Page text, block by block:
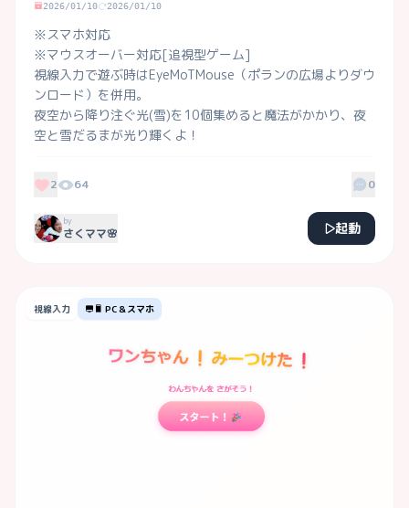
2026/01/10 2026/01/10
※スマホ対応
※マウスオーバー対応[追視型ゲーム]
視線入力で遊ぶ時はEyeMoTMouse（ポランの広場よりダウ
ンロード）を併用。
夜空から降り注ぐ光(雪)を10個集めると魔法がかかり、夜
空と雪だるまが光り輝くよ！
2 64 0
by
さくママ🌸 起動
視線入力 PC＆スマホ